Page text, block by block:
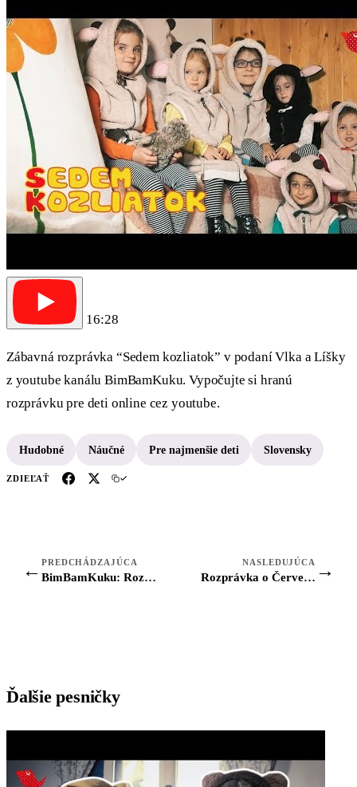
16:28
Zábavná rozprávka “Sedem kozliatok” v podaní Vlka a Líšky
z youtube kanálu BimBamKuku. Vypočujte si hranú
rozprávku pre deti online cez youtube.
Hudobné Náučné Pre najmenšie deti Slovensky
ZDIEĽAŤ
← PREDCHÁDZAJÚCA
BimBamKuku: Rozprávka o Budulínčekovi
NASLEDUJÚCA
Rozprávka o Červenej Čiapočke (BimBamKuku) →
Ďalšie pesničky